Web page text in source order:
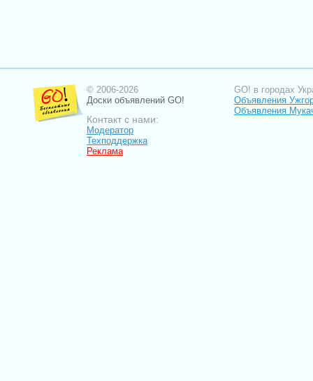
© 2006-2026
Доски объявлений GO!
Контакт с нами:
Модератор
Техподдержка
Реклама
GO! в городах
Объявления
Объявления